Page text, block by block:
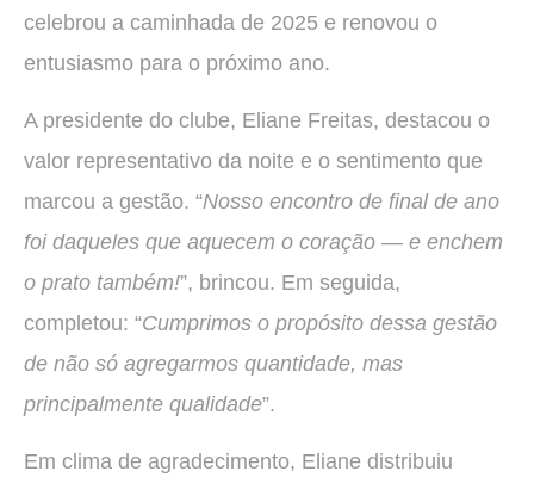
celebrou a caminhada de 2025 e renovou o
entusiasmo para o próximo ano.
A presidente do clube, Eliane Freitas, destacou o
valor representativo da noite e o sentimento que
marcou a gestão. “Nosso encontro de final de ano
foi daqueles que aquecem o coração — e enchem
o prato também!”, brincou. Em seguida,
completou: “Cumprimos o propósito dessa gestão
de não só agregarmos quantidade, mas
principalmente qualidade”.
Em clima de agradecimento, Eliane distribuiu